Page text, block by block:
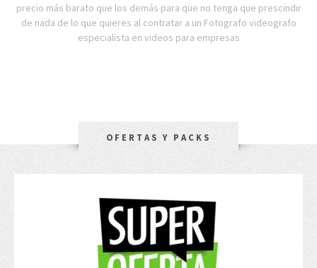
precio más barato que los demás para que no tenga que prescindir
de nada de lo que quieres al contratar a un Fotografo videografo
especialista en videos para empresas
OFERTAS Y PACKS